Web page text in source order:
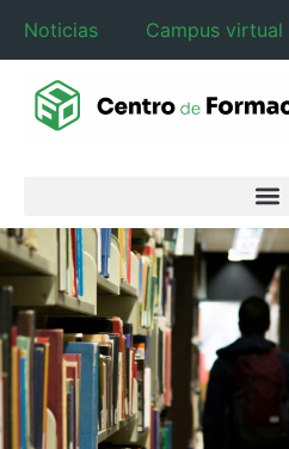
Noticias Campus virtual